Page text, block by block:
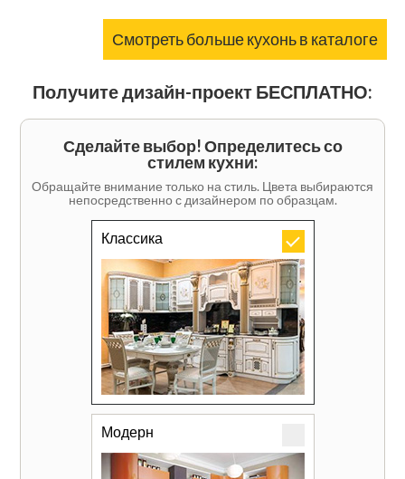
Смотреть больше кухонь в каталоге
Получите дизайн-проект БЕСПЛАТНО:
Сделайте выбор! Определитесь со
стилем кухни:
Обращайте внимание только на стиль. Цвета выбираются
непосредственно с дизайнером по образцам.
Классика
Модерн